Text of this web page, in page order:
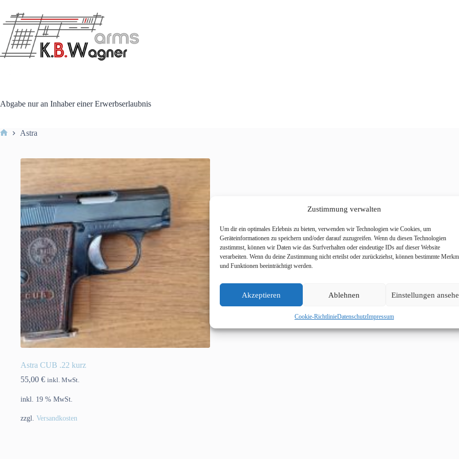
Zustimmung verwalten
Um dir ein optimales Erlebnis zu bieten, verwenden wir Technologien wie Cookies, um
Geräteinformationen zu speichern und/oder darauf zuzugreifen. Wenn du diesen Technologien
zustimmst, können wir Daten wie das Surfverhalten oder eindeutige IDs auf dieser Website
verarbeiten. Wenn du deine Zustimmung nicht erteilst oder zurückziehst, können bestimmte
und Funktionen beeinträchtigt werden.
Akzeptieren Ablehnen Einstellungen
Cookie-RichtlinieDatenschutzImpressum
Inhalt
springen
Abgabe nur an Inhaber einer Erwerbserlaubnis
Astra
Astra CUB .22 kurz
55,00 € inkl. MwSt.
inkl. 19 % MwSt.
zzgl. Versandkosten